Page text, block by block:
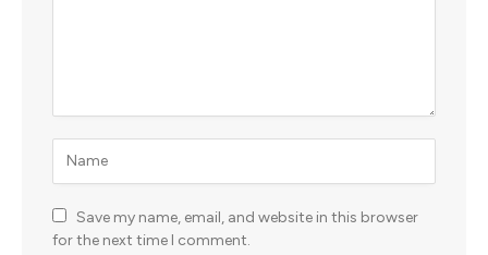
Save my name, email, and website in this browser
for the next time I comment.